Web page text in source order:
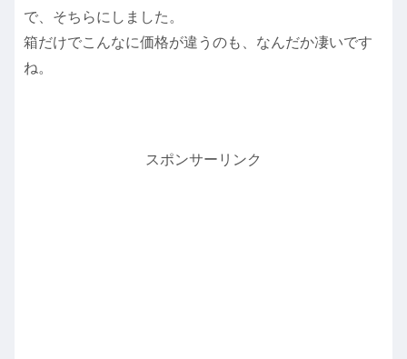
で、そちらにしました。
箱だけでこんなに価格が違うのも、なんだか凄いです
ね。
スポンサーリンク